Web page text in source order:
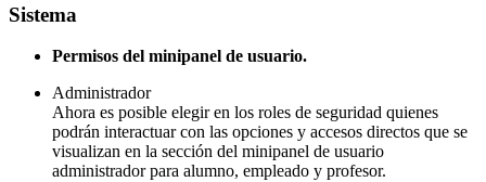
Sistema
Permisos del minipanel de usuario.
Administrador
Ahora es posible elegir en los roles de seguridad quienes
podrán interactuar con las opciones y accesos directos que se
visualizan en la sección del minipanel de usuario
administrador para alumno, empleado y profesor.